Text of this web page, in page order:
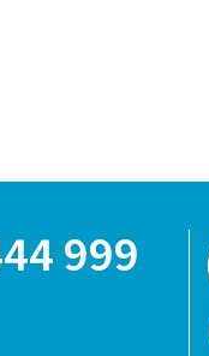
999